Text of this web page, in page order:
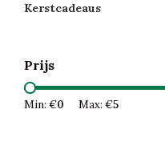
Kerstcadeaus
Prijs
Min: €0 Max: €5